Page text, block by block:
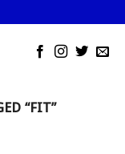
“FIT”